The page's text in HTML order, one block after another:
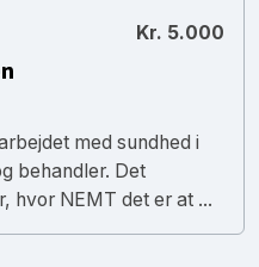
Kr. 5.000
med sundhed i
behandler. Det
hvor NEMT det er at ...